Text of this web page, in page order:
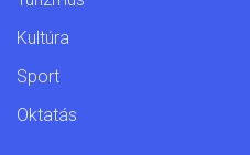
Kultúra
Sport
Oktatás